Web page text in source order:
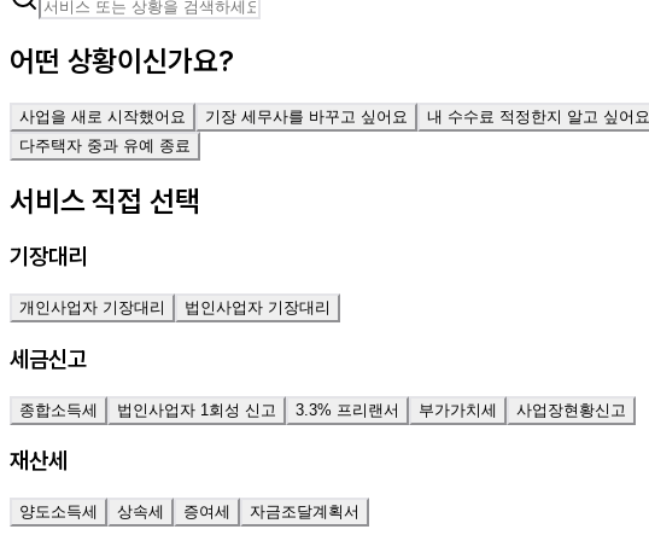
어떤 상황이신가요?
사업을 새로 시작했어요 기장 세무사를 바꾸고 싶어요 내 수수료 적정한지 알고 싶어요
다주택자 중과 유예 종료
서비스 직접 선택
기장대리
개인사업자 기장대리 법인사업자 기장대리
세금신고
종합소득세 법인사업자 1회성 신고 3.3% 프리랜서 부가가치세 사업장현황신고
재산세
양도소득세 상속세 증여세 자금조달계획서